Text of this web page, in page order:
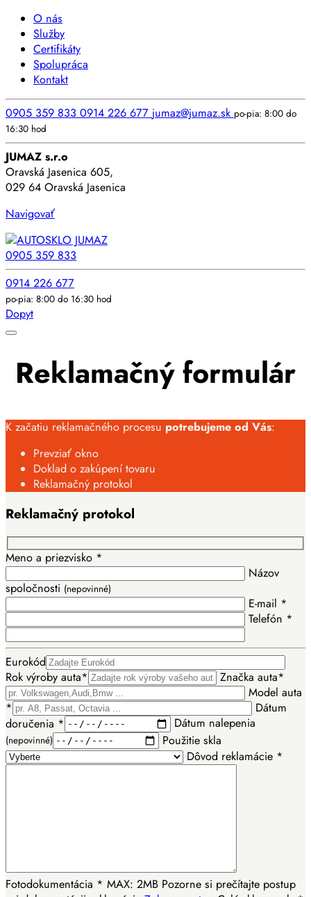
O nás
Služby
Certifikáty
Spolupráca
Kontakt
0905 359 833 0914 226 677 jumaz@jumaz.sk po-pia: 8:00 do
16:30 hod
JUMAZ s.r.o
Oravská Jasenica 605,
029 64 Oravská Jasenica
Navigovať
0905 359 833
0914 226 677
po-pia: 8:00 do 16:30 hod
Dopyt
Reklamačný formulár
K začatiu reklamačného procesu potrebujeme od Vás:
Prevziať okno
Doklad o zakúpení tovaru
Reklamačný protokol
Reklamačný protokol
Meno a priezvisko *
Názov
spoločnosti (nepovinné)
E-mail *
Telefón *
Eurokód
Rok výroby auta*
Značka auta*
Model auta
*
Dátum
doručenia *
Dátum nalepenia
(nepovinné)
Použitie skla
Dôvod reklamácie *
Fotodokumentácia * MAX: 2MB Pozorne si prečítajte postup